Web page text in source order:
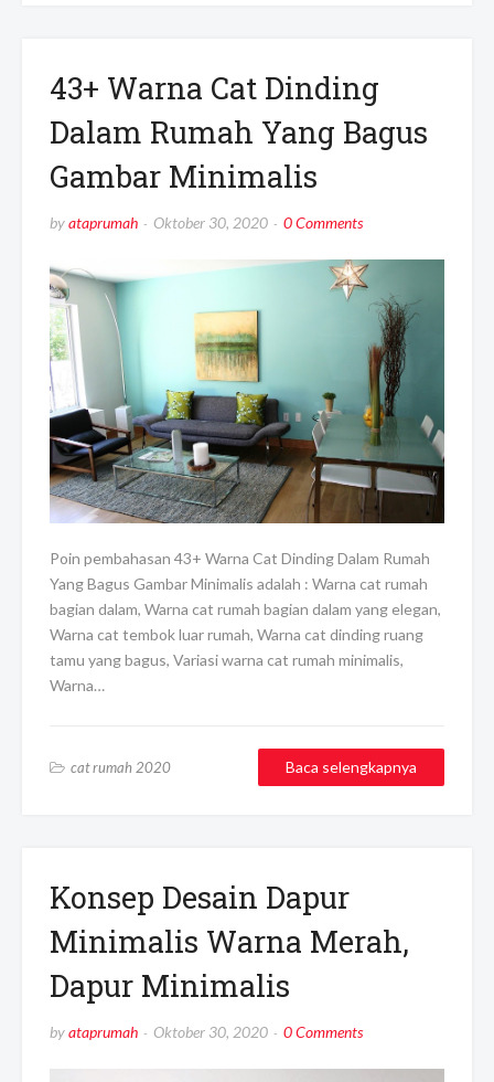
43+ Warna Cat Dinding
Dalam Rumah Yang Bagus
Gambar Minimalis
byataprumah Oktober 30, 2020 0 Comments
Poin pembahasan 43+ Warna Cat Dinding Dalam Rumah
Yang Bagus Gambar Minimalis adalah : Warna cat rumah
bagian dalam, Warna cat rumah bagian dalam yang elegan,
Warna cat tembok luar rumah, Warna cat dinding ruang
tamu yang bagus, Variasi warna cat rumah minimalis,
Warna…
cat rumah 2020 Baca selengkapnya
Konsep Desain Dapur
Minimalis Warna Merah,
Dapur Minimalis
byataprumah Oktober 30, 2020 0 Comments